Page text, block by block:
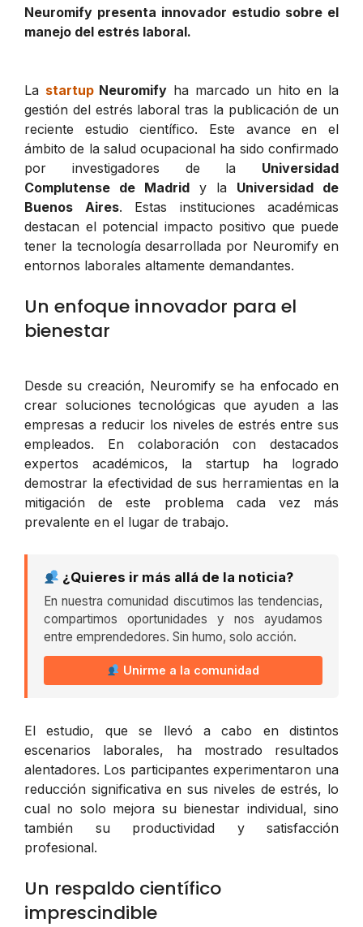
Neuromify presenta innovador estudio sobre el
manejo del estrés laboral.
La startupNeuromify ha marcado un hito en la
gestión del estrés laboral tras la publicación de un
reciente estudio científico. Este avance en el
ámbito de la salud ocupacional ha sido confirmado
por investigadores de la Universidad
Complutense de Madrid y la Universidad de
Buenos Aires. Estas instituciones académicas
destacan el potencial impacto positivo que puede
tener la tecnología desarrollada por Neuromify en
entornos laborales altamente demandantes.
Un enfoque innovador para el
bienestar
Desde su creación, Neuromify se ha enfocado en
crear soluciones tecnológicas que ayuden a las
empresas a reducir los niveles de estrés entre sus
empleados. En colaboración con destacados
expertos académicos, la startup ha logrado
demostrar la efectividad de sus herramientas en la
mitigación de este problema cada vez más
prevalente en el lugar de trabajo.
¿Quieres ir más allá de la noticia?
En nuestra comunidad discutimos las tendencias,
compartimos oportunidades y nos ayudamos
entre emprendedores. Sin humo, solo acción.
Unirme a la comunidad
El estudio, que se llevó a cabo en distintos
escenarios laborales, ha mostrado resultados
alentadores. Los participantes experimentaron una
reducción significativa en sus niveles de estrés, lo
cual no solo mejora su bienestar individual, sino
también su productividad y satisfacción
profesional.
Un respaldo científico
imprescindible